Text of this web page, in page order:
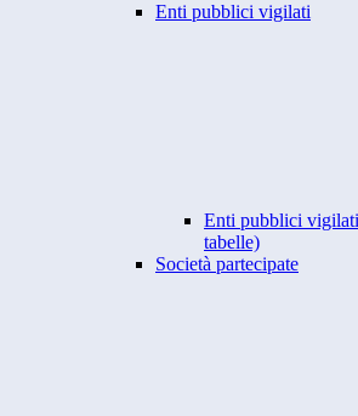
Enti pubblici vigilati
Enti pubblici
tabelle)
Società partecipate